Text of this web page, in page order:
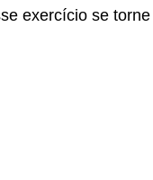
exercício se